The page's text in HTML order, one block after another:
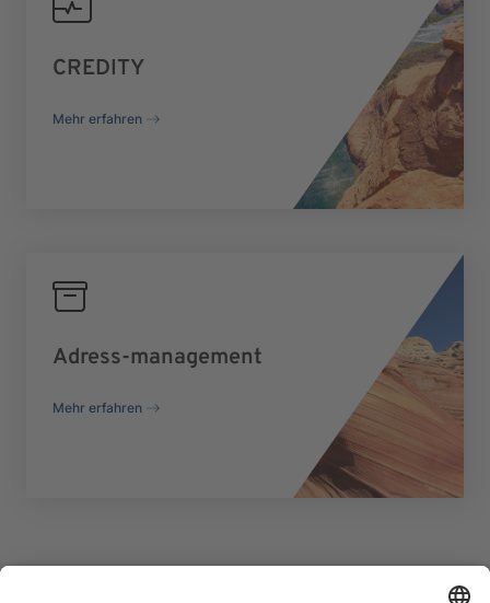
CREDITY
Mehr erfahren
Adress-management
Mehr erfahren